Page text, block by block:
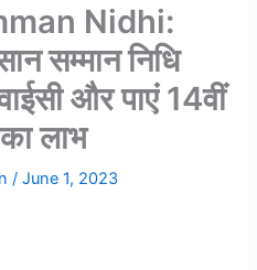
Nidhi:
सम्मान निधि
और पाएं 14वीं
लाभ
/June 1, 2023